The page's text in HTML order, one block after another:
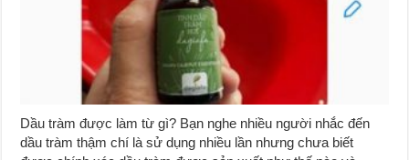
Dầu tràm được làm từ gì? Bạn nghe nhiều người nhắc đến
dầu tràm thậm chí là sử dụng nhiều lần nhưng chưa biết